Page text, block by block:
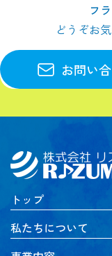
フ
どうぞお
お問い
トップ
私たちについて